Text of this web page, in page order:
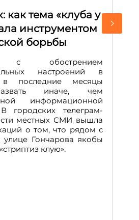
как тема «клуба у
инструментом
борьбы
с обострением
настроений в
в последние месяцы
иначе, чем
информационной
городских телеграм-
местных СМИ вышла
о том, что рядом с
Гончарова якобы
клую».